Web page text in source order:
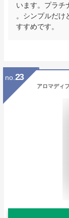
います。プラチ
。シンプルだけ
すすめです。
no. 23